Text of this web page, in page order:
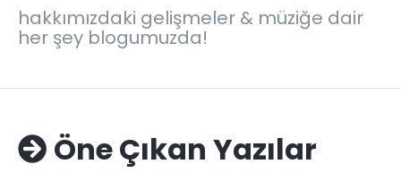
hakkımızdaki gelişmeler & müziğe dair
her şey blogumuzda!
Öne Çıkan Yazılar